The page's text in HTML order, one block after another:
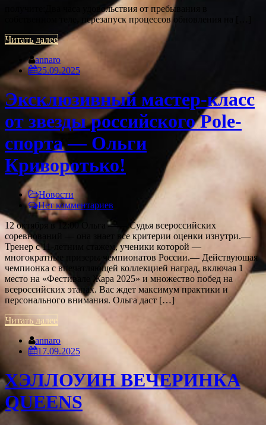
получите:Два часа удовольствия от пребывания в
собственном теле, перезапуск процессов обновления на […]
Читать далее
annaro
25.09.2025
Эксклюзивный мастер-класс
от звезды российского Pole-
спорта — Ольги
Криворотько!
Новости
Нет комментариев
12 октября в 12:00 Ольга —— Судья всероссийских
соревнований — она знает все критерии оценки изнутри.—
Тренер с 11-летним стажем, ученики которой —
многократные призеры чемпионатов России.— Действующая
чемпионка с впечатляющей коллекцией наград, включая 1
место на «Фестивале Жара 2025» и множество побед на
всероссийских этапах. Вас ждет максимум практики и
персонального внимания. Ольга даст […]
Читать далее
annaro
17.09.2025
ХЭЛЛОУИН ВЕЧЕРИНКА
QUEENS